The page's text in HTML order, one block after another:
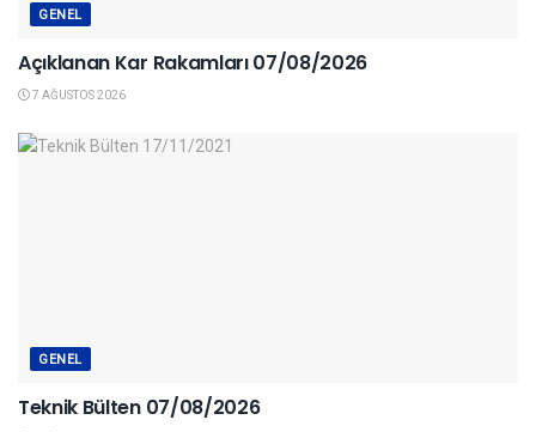
GENEL
Açıklanan Kar Rakamları 07/08/2026
7 AĞUSTOS 2026
GENEL
Teknik Bülten 07/08/2026